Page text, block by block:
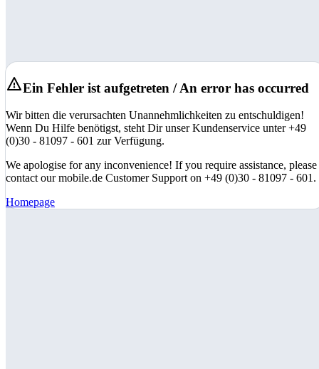
Ein Fehler ist aufgetreten / An error has occurred
Wir bitten die verursachten Unannehmlichkeiten zu entschuldigen!
Wenn Du Hilfe benötigst, steht Dir unser Kundenservice unter +49
(0)30 - 81097 - 601 zur Verfügung.
We apologise for any inconvenience! If you require assistance, please
contact our mobile.de Customer Support on +49 (0)30 - 81097 - 601.
Homepage